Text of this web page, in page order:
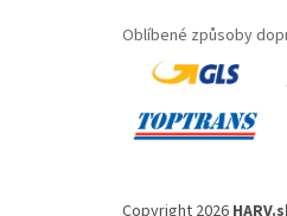
Oblíbené způsoby